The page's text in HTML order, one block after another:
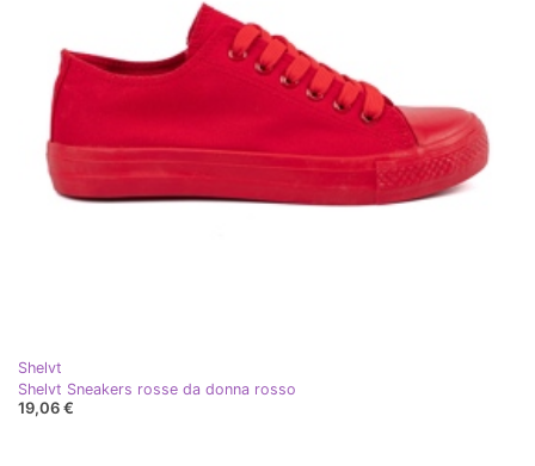
Shelvt
Shelvt Sneakers rosse da donna rosso
19,06 €